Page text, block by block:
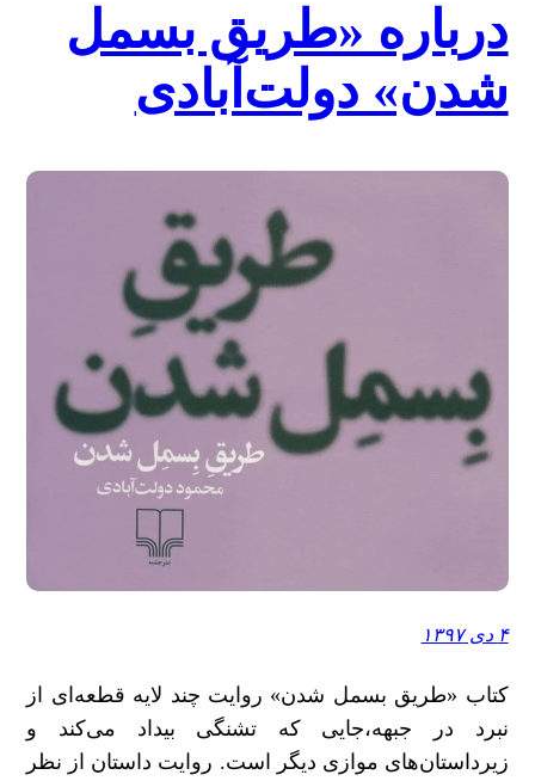
درباره «طریق بسمل
شدن» دولت‌آبادی
۴ دی ۱۳۹۷
کتاب «طریق بسمل شدن» روایت چند لایه قطعه‌ای از
نبرد در جبهه،جایی که تشنگی بیداد می‌کند و
زیرداستان‌های موازی دیگر است. روایت داستان از نظر